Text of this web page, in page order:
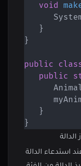
void
}
}
public
public
}
}
الدالة
استدعاء الدالة